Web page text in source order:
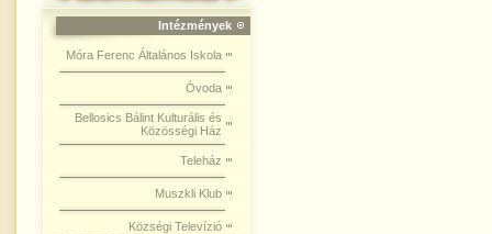
Intézmények
Móra Ferenc Általános Iskola
Óvoda
Bellosics Bálint Kulturális és
Közösségi Ház
Teleház
Muszkli Klub
Községi Televízió